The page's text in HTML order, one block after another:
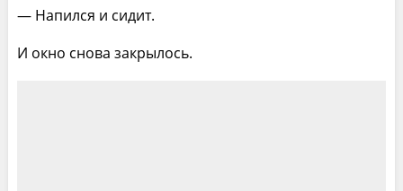
— Напился и сидит.
И окно снова закрылось.